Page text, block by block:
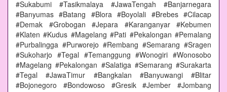
#Sukabumi #Tasikmalaya #JawaTengah #Banjarnegara
#Banyumas #Batang #Blora #Boyolali #Brebes #Cilacap
#Demak #Grobogan #Jepara #Karanganyar #Kebumen
#Klaten #Kudus #Magelang #Pati #Pekalongan #Pemalang
#Purbalingga #Purworejo #Rembang #Semarang #Sragen
#Sukoharjo #Tegal #Temanggung #Wonogiri #Wonosobo
#Magelang #Pekalongan #Salatiga #Semarang #Surakarta
#Tegal #JawaTimur #Bangkalan #Banyuwangi #Blitar
#Bojonegoro #Bondowoso #Gresik #Jember #Jombang